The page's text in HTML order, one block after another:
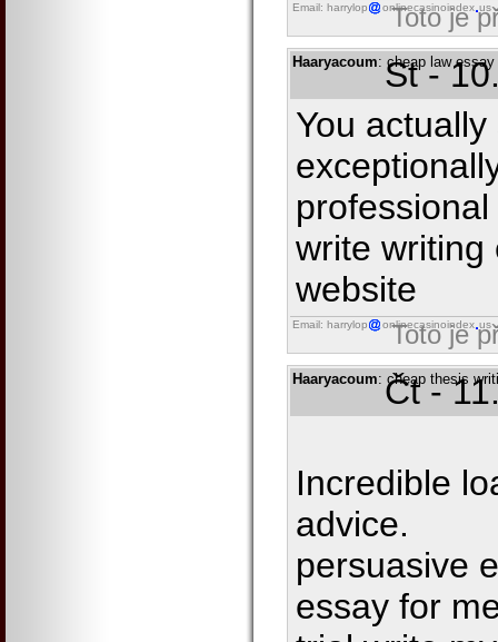
Email: harrylop onlinecasinoindex us
Toto je
Haaryacoum: cheap law
St -
You
write writing
website
Email: harrylop onlinecasinoindex us
Toto je
Haaryacoum: cheap thesis
Čt -
Incredible
advice.
persuasive
essay for